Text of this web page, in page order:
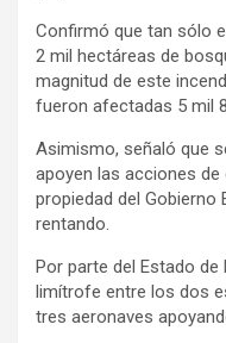
Confirmó que tan sólo
2 mil hectáreas de
magnitud de este
fueron afectadas 5 mil
Asimismo, señaló que
apoyen las acciones
propiedad del
rentando.
Por parte del Estado
limítrofe entre los dos
tres aeronaves